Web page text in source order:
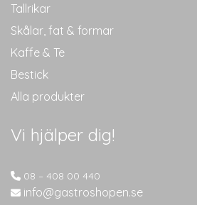
Tallrikar
Skålar, fat & formar
Kaffe & Te
Bestick
Alla produkter
Vi hjälper dig!
08 – 408 00 440
info@gastroshopen.se